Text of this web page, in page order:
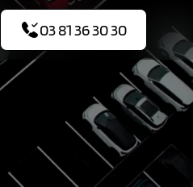
03 81 36 30 30